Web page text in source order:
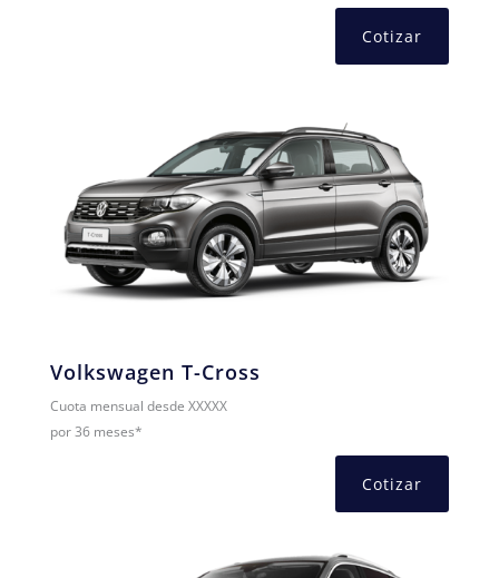
Cotizar
Volkswagen T-Cross
Cuota mensual desde XXXXX
por 36 meses*
Cotizar